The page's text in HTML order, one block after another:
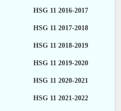
HSG 11 2016-2017
HSG 11 2017-2018
HSG 11 2018-2019
HSG 11 2019-2020
HSG 11 2020-2021
HSG 11 2021-2022